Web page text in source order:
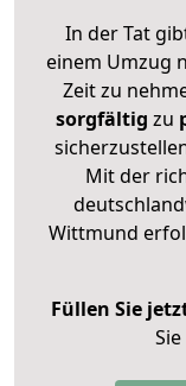
In der Tat
einem Umzug
Zeit zu
sorgfältig zu
Mit der
Wittmund
Füllen Sie